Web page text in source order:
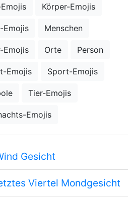
Körper-Emojis
Emojis Menschen
Emojis Orte Person
Emojis Sport-Emojis
Tier-Emojis
Emojis
Gesicht
Viertel Mondgesicht